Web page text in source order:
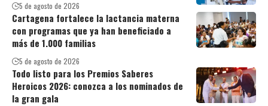
5 de agosto de 2026
Cartagena fortalece la lactancia materna
con programas que ya han beneficiado a
más de 1.000 familias
5 de agosto de 2026
Todo listo para los Premios Saberes
Heroicos 2026: conozca a los nominados de
la gran gala